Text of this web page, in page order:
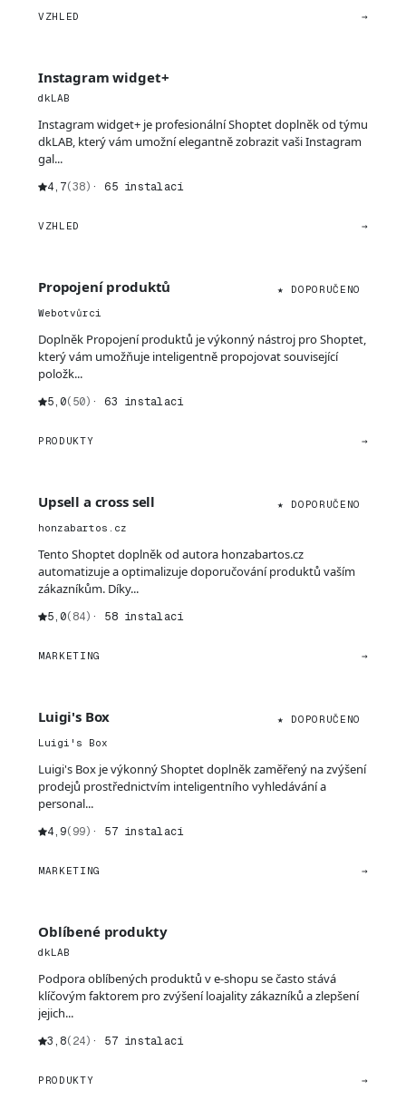
VZHLED →
Instagram widget+
dkLAB
Instagram widget+ je profesionální Shoptet doplněk od týmu
dkLAB, který vám umožní elegantně zobrazit vaši Instagram
gal...
4,7(38) · 65 instalací
VZHLED →
Propojení produktů
★ DOPORUČENO
Webotvůrci
Doplněk Propojení produktů je výkonný nástroj pro Shoptet,
který vám umožňuje inteligentně propojovat související
položk...
5,0(50) · 63 instalací
PRODUKTY →
Upsell a cross sell
★ DOPORUČENO
honzabartos.cz
Tento Shoptet doplněk od autora honzabartos.cz
automatizuje a optimalizuje doporučování produktů vaším
zákazníkům. Díky...
5,0(84) · 58 instalací
MARKETING →
Luigi's Box
★ DOPORUČENO
Luigi's Box
Luigi's Box je výkonný Shoptet doplněk zaměřený na zvýšení
prodejů prostřednictvím inteligentního vyhledávání a
personal...
4,9(99) · 57 instalací
MARKETING →
Oblíbené produkty
dkLAB
Podpora oblíbených produktů v e-shopu se často stává
klíčovým faktorem pro zvýšení loajality zákazníků a zlepšení
jejich...
3,8(24) · 57 instalací
PRODUKTY →